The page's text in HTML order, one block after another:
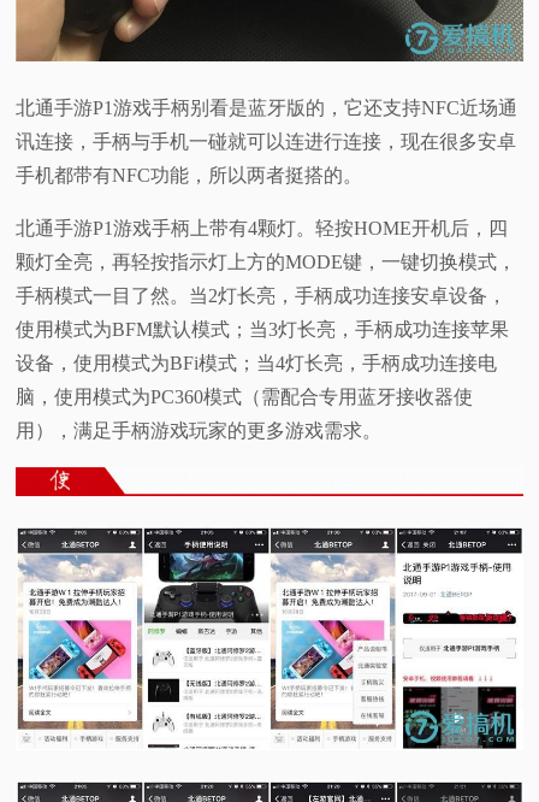
北通手游P1游戏手柄别看是蓝牙版的，它还支持NFC近场通
讯连接，手柄与手机一碰就可以连进行连接，现在很多安卓
手机都带有NFC功能，所以两者挺搭的。
北通手游P1游戏手柄上带有4颗灯。轻按HOME开机后，四
颗灯全亮，再轻按指示灯上方的MODE键，一键切换模式，
手柄模式一目了然。当2灯长亮，手柄成功连接安卓设备，
使用模式为BFM默认模式；当3灯长亮，手柄成功连接苹果
设备，使用模式为BFi模式；当4灯长亮，手柄成功连接电
脑，使用模式为PC360模式（需配合专用蓝牙接收器使
用），满足手柄游戏玩家的更多游戏需求。